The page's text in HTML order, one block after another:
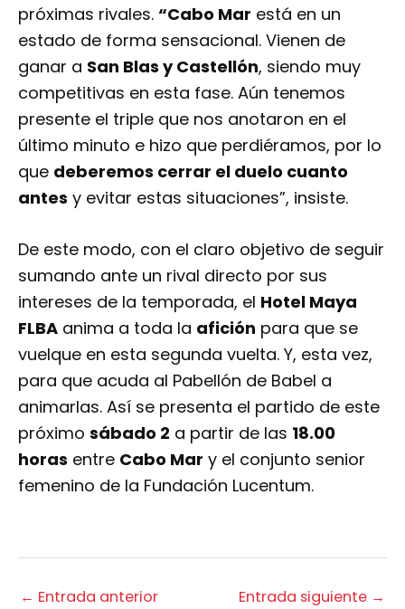
próximas rivales. “Cabo Mar está en un
estado de forma sensacional. Vienen de
ganar a San Blas y Castellón, siendo muy
competitivas en esta fase. Aún tenemos
presente el triple que nos anotaron en el
último minuto e hizo que perdiéramos, por lo
que deberemos cerrar el duelo cuanto
antes y evitar estas situaciones”, insiste.
De este modo, con el claro objetivo de seguir
sumando ante un rival directo por sus
intereses de la temporada, el Hotel Maya
FLBA anima a toda la afición para que se
vuelque en esta segunda vuelta. Y, esta vez,
para que acuda al Pabellón de Babel a
animarlas. Así se presenta el partido de este
próximo sábado 2 a partir de las 18.00
horas entre Cabo Mar y el conjunto senior
femenino de la Fundación Lucentum.
← Entrada anterior Entrada siguiente →